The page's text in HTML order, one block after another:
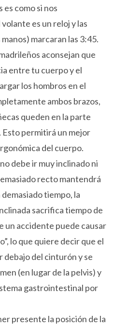
es como si nos
es un reloj y las
marcaran las 3:45.
aconsejan que
entre tu cuerpo y el
los hombros en el
ambos brazos,
queden en la parte
permitirá un mejor
del cuerpo.
debe ir muy inclinado ni
recto mantendrá
tiempo, la
sacrifica tiempo de
un accidente puede causar
lo que quiere decir que el
debajo del cinturón y se
(en lugar de la pelvis) y
gastrointestinal por
presente la posición de la